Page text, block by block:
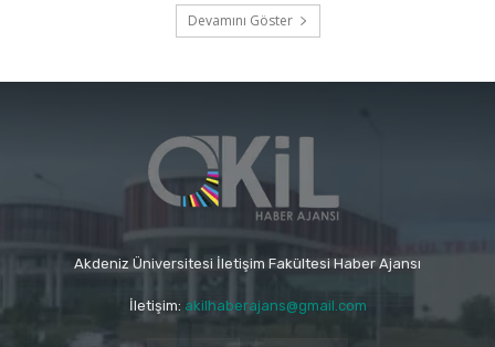
Devamını Göster
Akdeniz Üniversitesi İletişim Fakültesi Haber Ajansı
İletişim: akilhaberajans@gmail.com